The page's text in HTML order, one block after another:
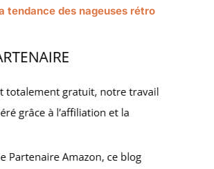
tendance des nageuses rétro